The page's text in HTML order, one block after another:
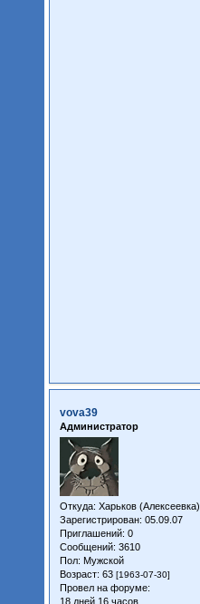
vova39
Администратор
Откуда: Харьков (Алексеевка)
Зарегистрирован: 05.09.07
Приглашений: 0
Сообщений: 3610
Пол: Мужской
Возраст: 63 [1963-07-30]
Провел на форуме:
18 дней 16 часов